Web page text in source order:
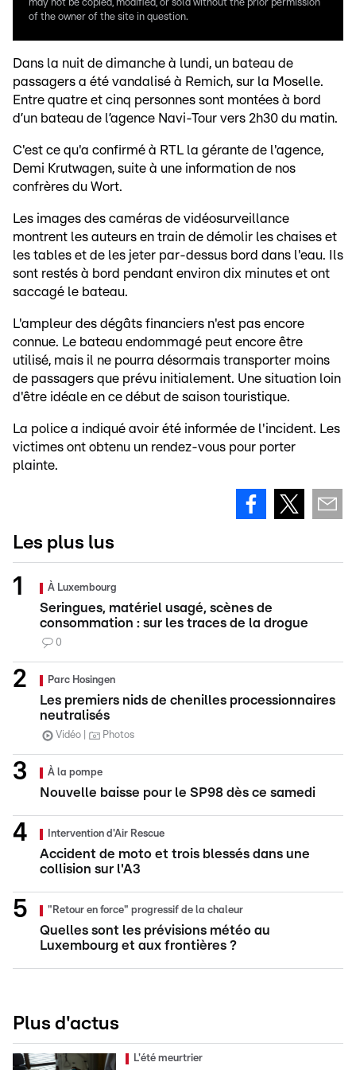
may not be copied, modified, or sold without the prior permission
of the owner of the site in question.
Dans la nuit de dimanche à lundi, un bateau de
passagers a été vandalisé à Remich, sur la Moselle.
Entre quatre et cinq personnes sont montées à bord
d’un bateau de l’agence Navi-Tour vers 2h30 du matin.
C'est ce qu'a confirmé à RTL la gérante de l'agence,
Demi Krutwagen, suite à une information de nos
confrères du Wort.
Les images des caméras de vidéosurveillance
montrent les auteurs en train de démolir les chaises et
les tables et de les jeter par-dessus bord dans l'eau. Ils
sont restés à bord pendant environ dix minutes et ont
saccagé le bateau.
L'ampleur des dégâts financiers n'est pas encore
connue. Le bateau endommagé peut encore être
utilisé, mais il ne pourra désormais transporter moins
de passagers que prévu initialement. Une situation loin
d'être idéale en ce début de saison touristique.
La police a indiqué avoir été informée de l'incident. Les
victimes ont obtenu un rendez-vous pour porter
plainte.
Les plus lus
À Luxembourg
Seringues, matériel usagé, scènes de
consommation : sur les traces de la drogue
0
Parc Hosingen
Les premiers nids de chenilles processionnaires
neutralisés
Vidéo Photos
À la pompe
Nouvelle baisse pour le SP98 dès ce samedi
Intervention d'Air Rescue
Accident de moto et trois blessés dans une
collision sur l'A3
"Retour en force" progressif de la chaleur
Quelles sont les prévisions météo au
Luxembourg et aux frontières ?
Plus d'actus
L'été meurtrier